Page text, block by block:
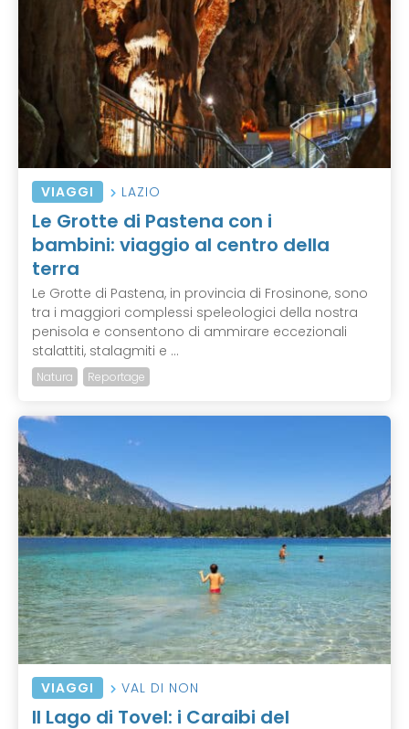
VIAGGI LAZIO
Le Grotte di Pastena con i
bambini: viaggio al centro della
terra
Le Grotte di Pastena, in provincia di Frosinone, sono
tra i maggiori complessi speleologici della nostra
penisola e consentono di ammirare eccezionali
stalattiti, stalagmiti e ...
Natura Reportage
VIAGGI VAL DI NON
Il Lago di Tovel: i Caraibi del